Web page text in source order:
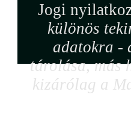
Jogi
különös
adatokra -
tárolása, más
kizárólag a